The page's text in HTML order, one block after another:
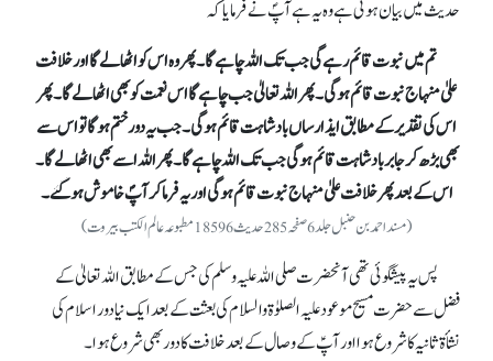
حدیث میں بیان ہوئی ہے وہ یہ ہے آپؐ نے فرمایا کہ
تم میں نبوت قائم رہے گی جب تک اللہ چاہے گا۔ پھر وہ اس کو اٹھا لے گا اور خلافت
علیٰ منہاج نبوت قائم ہو گی۔ پھر اللہ تعالیٰ جب چاہے گا اس نعمت کو بھی اٹھا لے گا۔ پھر
اس کی تقدیر کے مطابق ایذارساں بادشاہت قائم ہو گی۔ جب یہ دور ختم ہو گا تو اس سے
بھی بڑھ کر جابر بادشاہت قائم ہو گی جب تک اللہ چاہے گا۔ پھر اللہ اسے بھی اٹھالے گا۔
اس کے بعد پھر خلافت علیٰ منہاج نبوت قائم ہو گی اور یہ فرما کر آپؐ خاموش ہوگئے۔
(مسند احمد بن حنبل جلد 6صفحہ 285حدیث 18596 مطبوعہ عالم الکتب بیروت )
پس یہ پیشگوئی تھی آنحضرت صلی اللہ علیہ وسلم کی جس کے مطابق اللہ تعالیٰ کے
فضل سے حضرت مسیح موعود علیہ الصلوٰة والسلام کی بعثت کے بعد ایک نیا دور اسلام کی
نشأة ثانیہ کا شروع ہوا اور آپؑ کے وصال کے بعد خلافت کا دور بھی شروع ہوا۔